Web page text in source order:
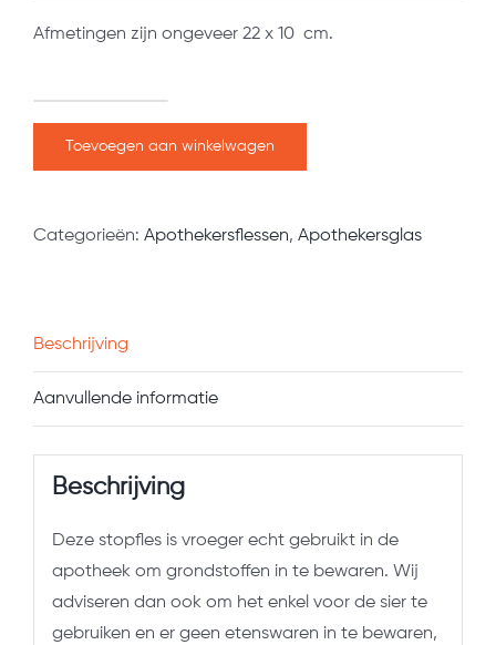
Afmetingen zijn ongeveer 22 x 10 cm.
stopfles
Sol.
Saponata
Toevoegen aan winkelwagen
Categorieën: Apothekersflessen, Apothekersglas
Beschrijving
Aanvullende informatie
Beschrijving
Deze stopfles is vroeger echt gebruikt in de
apotheek om grondstoffen in te bewaren. Wij
adviseren dan ook om het enkel voor de sier te
gebruiken en er geen etenswaren in te bewaren,